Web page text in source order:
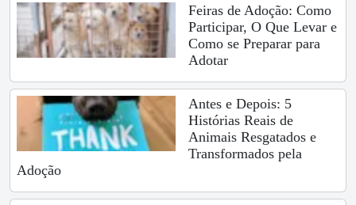
Feiras de Adoção: Como
Participar, O Que Levar e
Como se Preparar para
Adotar
Antes e Depois: 5
Histórias Reais de
Animais Resgatados e
Transformados pela
Adoção